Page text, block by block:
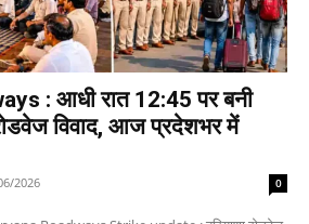
: आधी रात 12:45 पर बनी
विवाद, आज प्रदेशभर में
2026 0